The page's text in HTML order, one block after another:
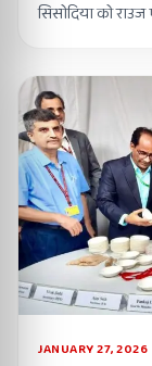
सिसोदिया को
JANUARY 27, 2026